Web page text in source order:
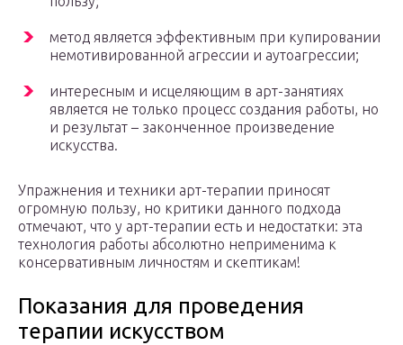
метод является эффективным при купировании
немотивированной агрессии и аутоагрессии;
интересным и исцеляющим в арт-занятиях
является не только процесс создания работы, но
и результат – законченное произведение
искусства.
Упражнения и техники арт-терапии приносят
огромную пользу, но критики данного подхода
отмечают, что у арт-терапии есть и недостатки: эта
технология работы абсолютно неприменима к
консервативным личностям и скептикам!
Показания для проведения
терапии искусством